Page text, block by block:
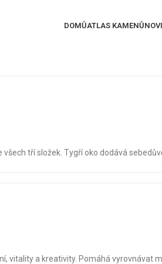
DOMŮATLAS KAMENŮ
tří složek. Tygří oko dodává
vitality a kreativity. Pomáhá vyrovnávat